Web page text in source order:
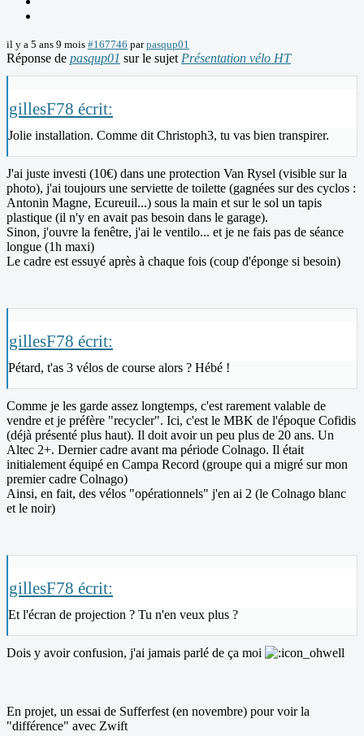
il y a 5 ans 9 mois #167746 parpasqup01
Réponse de pasqup01 sur le sujet Présentation vélo HT
gillesF78 écrit:
Jolie installation. Comme dit Christoph3, tu vas bien transpirer.
J'ai juste investi (10€) dans une protection Van Rysel (visible sur la
photo), j'ai toujours une serviette de toilette (gagnées sur des cyclos :
Antonin Magne, Ecureuil...) sous la main et sur le sol un tapis
plastique (il n'y en avait pas besoin dans le garage).
Sinon, j'ouvre la fenêtre, j'ai le ventilo... et je ne fais pas de séance
longue (1h maxi)
Le cadre est essuyé après à chaque fois (coup d'éponge si besoin)
gillesF78 écrit:
Pétard, t'as 3 vélos de course alors ? Hébé !
Comme je les garde assez longtemps, c'est rarement valable de
vendre et je préfère "recycler". Ici, c'est le MBK de l'époque Cofidis
(déjà présenté plus haut). Il doit avoir un peu plus de 20 ans. Un
Altec 2+. Dernier cadre avant ma période Colnago. Il était
initialement équipé en Campa Record (groupe qui a migré sur mon
premier cadre Colnago)
Ainsi, en fait, des vélos "opérationnels" j'en ai 2 (le Colnago blanc
et le noir)
gillesF78 écrit:
Et l'écran de projection ? Tu n'en veux plus ?
Dois y avoir confusion, j'ai jamais parlé de ça moi
En projet, un essai de Sufferfest (en novembre) pour voir la
"différence" avec Zwift